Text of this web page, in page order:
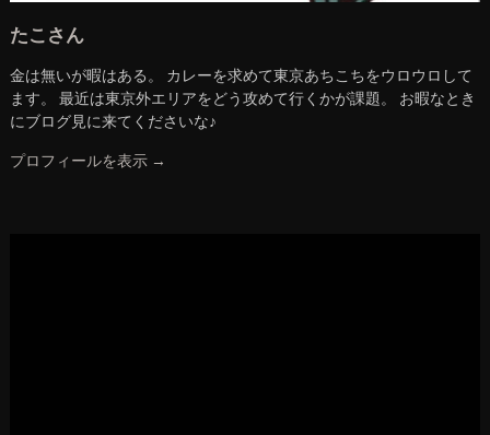
たこさん
金は無いが暇はある。 カレーを求めて東京あちこちをウロウロして
ます。 最近は東京外エリアをどう攻めて行くかが課題。 お暇なとき
にブログ見に来てくださいな♪
プロフィールを表示 →